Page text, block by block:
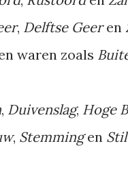
, Delftse Geeren
waren zoals
, Duivenslag, Hoge
, Stemmingen